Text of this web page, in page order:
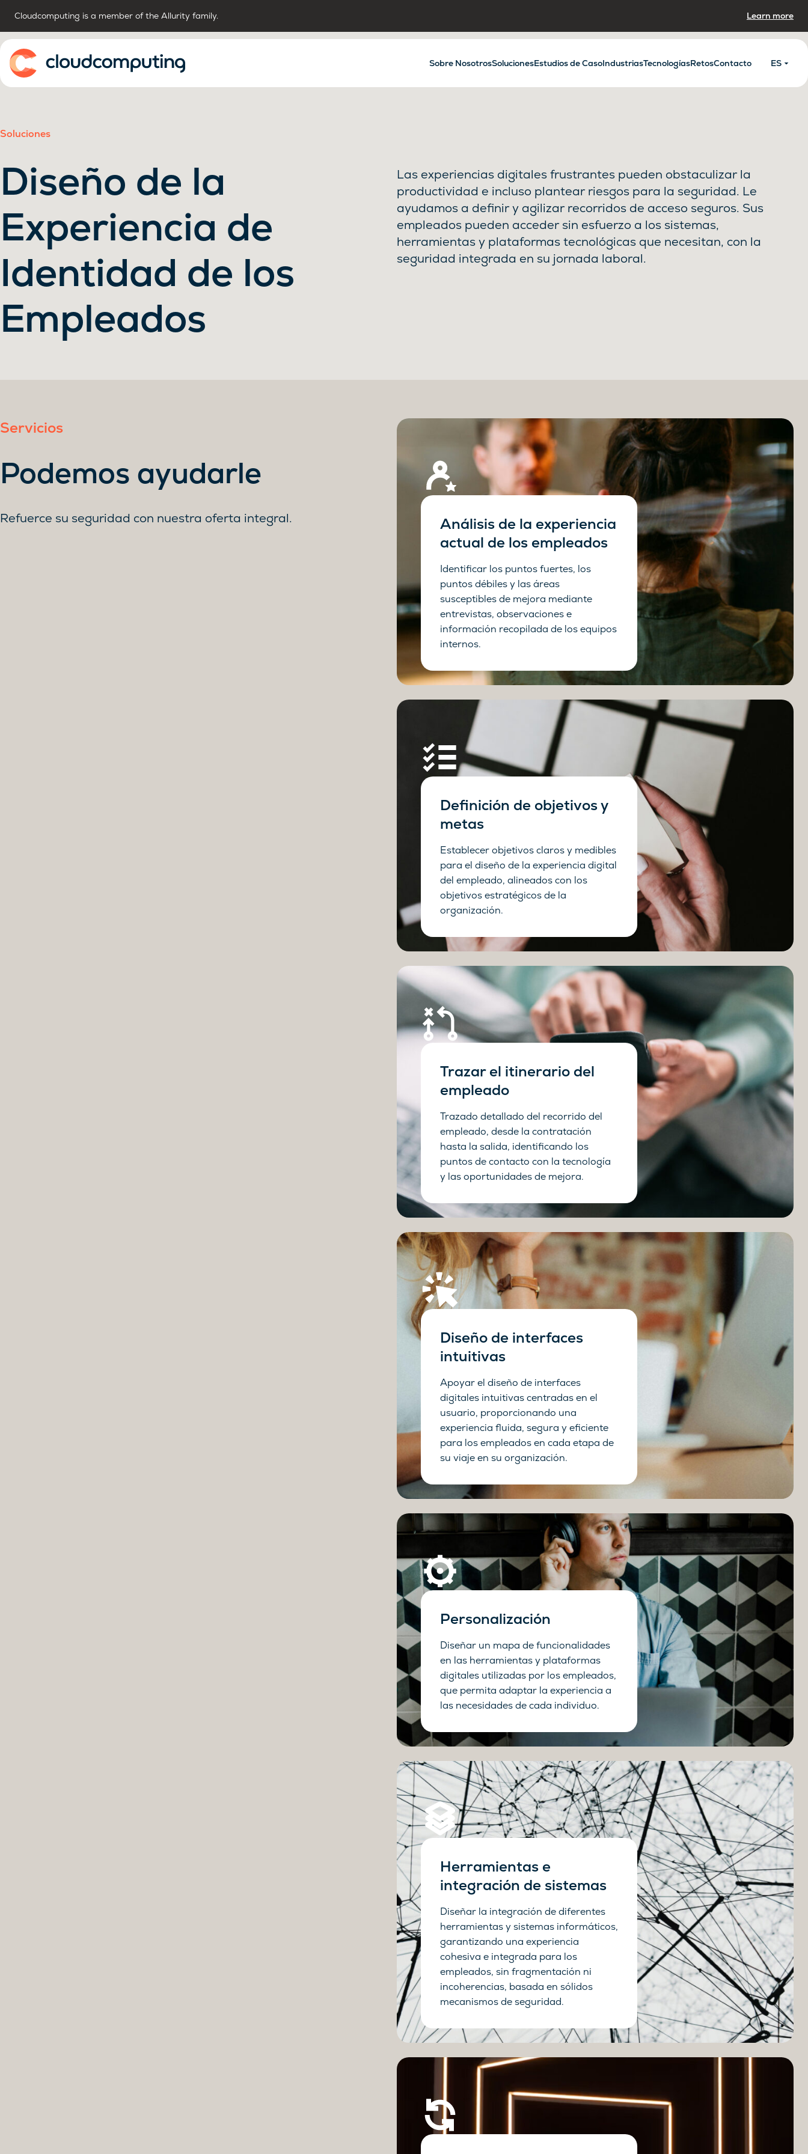
Cloudcomputing is a member of the Allurity family. Learn more
Inicio
ES
Sobre NosotrosSolucionesEstudios de CasoIndustriasTecnologíasRetosContacto
Soluciones
Diseño de la
Experiencia de
Identidad de los
Empleados
Las experiencias digitales frustrantes pueden obstaculizar la
productividad e incluso plantear riesgos para la seguridad. Le
ayudamos a definir y agilizar recorridos de acceso seguros. Sus
empleados pueden acceder sin esfuerzo a los sistemas,
herramientas y plataformas tecnológicas que necesitan, con la
seguridad integrada en su jornada laboral.
Servicios
Podemos ayudarle
Refuerce su seguridad con nuestra oferta integral.
Análisis de la experiencia
actual de los empleados
Identificar los puntos fuertes, los
puntos débiles y las áreas
susceptibles de mejora mediante
entrevistas, observaciones e
información recopilada de los equipos
internos.
Definición de objetivos y
metas
Establecer objetivos claros y medibles
para el diseño de la experiencia digital
del empleado, alineados con los
objetivos estratégicos de la
organización.
Trazar el itinerario del
empleado
Trazado detallado del recorrido del
empleado, desde la contratación
hasta la salida, identificando los
puntos de contacto con la tecnología
y las oportunidades de mejora.
Diseño de interfaces
intuitivas
Apoyar el diseño de interfaces
digitales intuitivas centradas en el
usuario, proporcionando una
experiencia fluida, segura y eficiente
para los empleados en cada etapa de
su viaje en su organización.
Personalización
Diseñar un mapa de funcionalidades
en las herramientas y plataformas
digitales utilizadas por los empleados,
que permita adaptar la experiencia a
las necesidades de cada individuo.
Herramientas e
integración de sistemas
Diseñar la integración de diferentes
herramientas y sistemas informáticos,
garantizando una experiencia
cohesiva e integrada para los
empleados, sin fragmentación ni
incoherencias, basada en sólidos
mecanismos de seguridad.